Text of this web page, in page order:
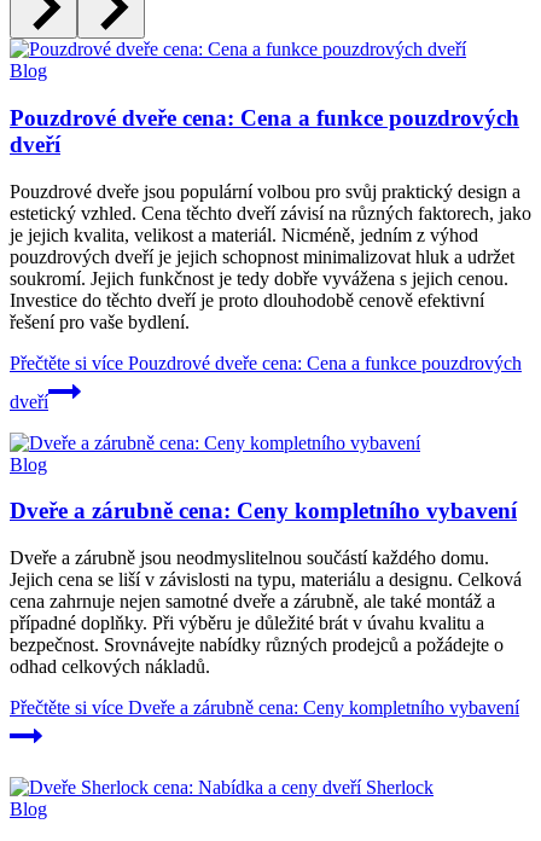
Blog
Pouzdrové dveře cena: Cena a funkce pouzdrových
dveří
Pouzdrové dveře jsou populární volbou pro svůj praktický design a
estetický vzhled. Cena těchto dveří závisí na různých faktorech, jako
je jejich kvalita, velikost a materiál. Nicméně, jedním z výhod
pouzdrových dveří je jejich schopnost minimalizovat hluk a udržet
soukromí. Jejich funkčnost je tedy dobře vyvážena s jejich cenou.
Investice do těchto dveří je proto dlouhodobě cenově efektivní
řešení pro vaše bydlení.
Přečtěte si více Pouzdrové dveře cena: Cena a funkce pouzdrových
dveří
Blog
Dveře a zárubně cena: Ceny kompletního vybavení
Dveře a zárubně jsou neodmyslitelnou součástí každého domu.
Jejich cena se liší v závislosti na typu, materiálu a designu. Celková
cena zahrnuje nejen samotné dveře a zárubně, ale také montáž a
případné doplňky. Při výběru je důležité brát v úvahu kvalitu a
bezpečnost. Srovnávejte nabídky různých prodejců a požádejte o
odhad celkových nákladů.
Přečtěte si více Dveře a zárubně cena: Ceny kompletního vybavení
Blog